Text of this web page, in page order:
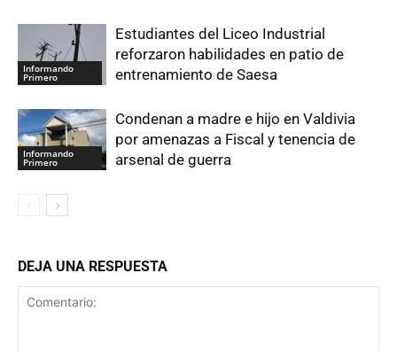
Informando
Primero
Estudiantes del Liceo Industrial
reforzaron habilidades en patio de
entrenamiento de Saesa
Informando
Primero
Condenan a madre e hijo en Valdivia
por amenazas a Fiscal y tenencia de
arsenal de guerra
DEJA UNA RESPUESTA